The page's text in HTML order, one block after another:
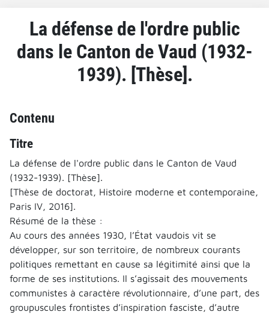
La défense de l'ordre public
dans le Canton de Vaud (1932-
1939). [Thèse].
Contenu
Titre
La défense de l'ordre public dans le Canton de Vaud
(1932-1939). [Thèse].
[Thèse de doctorat, Histoire moderne et contemporaine,
Paris IV, 2016].
Résumé de la thèse :
Au cours des années 1930, l’État vaudois vit se
développer, sur son territoire, de nombreux courants
politiques remettant en cause sa légitimité ainsi que la
forme de ses institutions. Il s’agissait des mouvements
communistes à caractère révolutionnaire, d’une part, des
groupuscules frontistes d’inspiration fasciste, d’autre